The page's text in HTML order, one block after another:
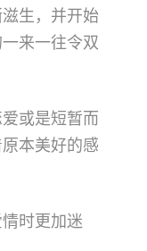
生，并开始
来一往令双
或是短暂而
本美好的感
时更加迷